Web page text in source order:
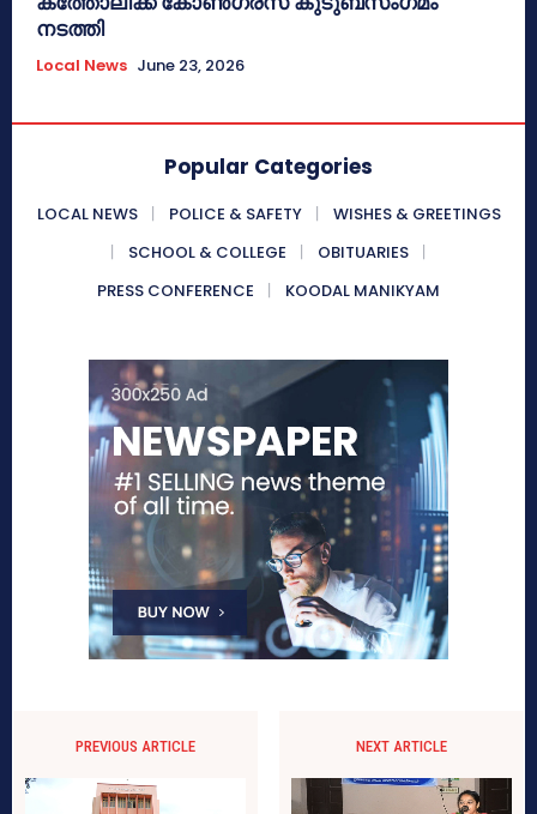
നടത്തി
Local News June 23, 2026
Popular Categories
LOCAL NEWS POLICE & SAFETY
WISHES & GREETINGS
SCHOOL & COLLEGE
OBITUARIES
PRESS CONFERENCE
KOODAL MANIKYAM
PREVIOUS ARTICLE NEXT ARTICLE